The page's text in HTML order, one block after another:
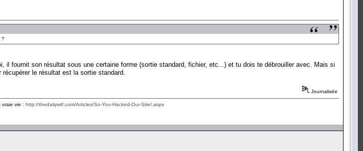
?
il fournit son résultat sous une certaine forme (sortie standard, fichier, etc...) et tu dois te débrouiller avec. Mais si
le résultat est la sortie standard.
Journalisée
vie : http://thedailywtf.com/Articles/So-You-Hacked-Our-Site!.aspx